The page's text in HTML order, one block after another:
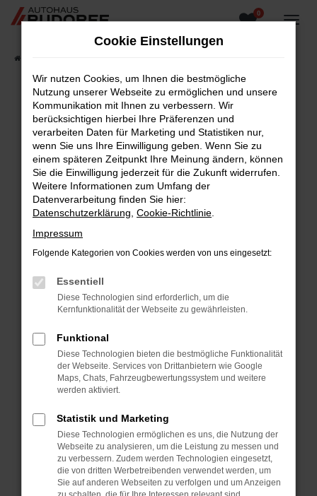
Zum
0
Fehler: Network Error
Beim Laden ist ein Fehler aufgetreten.
Hier sind ein paar Tipps, die dir helfen können:
Überprüfe deine Firewall und deine
Internetverbindung.
Laden andere Webseiten, zum Beispiel deine
Suchmaschine?
Prüfe deine Browsererweiterungen.
Manche Erweiterungen, wie Werbeblocker,
können das Laden bestimmter Seiten
verhindern. Funktioniert die Seite in einem
Fenster?
Starte dein Gerät neu.
Das kann manchmal helfen, vorübergehende
Probleme zu beheben.
Betriebssystem auf dem neuesten Stand
sind.
Veraltete Software birgt nicht nur ein
Sicherheitsrisiko, sondern kann auch dazu
führen, dass bestimmte Funktionen nicht mehr
Cookie Einstellungen
Wir nutzen Cookies, um Ihnen die bestmögliche
Nutzung unserer Webseite zu ermöglichen und unsere
Kommunikation mit Ihnen zu verbessern. Wir
berücksichtigen hierbei Ihre Präferenzen und
verarbeiten Daten für Marketing und Statistiken nur,
wenn Sie uns Ihre Einwilligung geben. Wenn Sie zu
einem späteren Zeitpunkt Ihre Meinung ändern, können
Sie die Einwilligung jederzeit für die Zukunft widerrufen.
Weitere Informationen zum Umfang der
Datenverarbeitung finden Sie hier:
Datenschutzerklärung Cookie-Richtlinie
Impressum
Folgende Kategorien von Cookies werden von uns eingesetzt:
Essentiell
Diese Technologien sind erforderlich, um die
Kernfunktionalität der Webseite zu gewährleisten.
Funktional
Diese Technologien bieten die bestmögliche Funktionalität
der Webseite. Services von Drittanbietern wie Google
Maps, Chats, Fahrzeugbewertungssystem und weitere
werden aktiviert.
Statistik und Marketing
Diese Technologien ermöglichen es uns, die Nutzung der
Webseite zu analysieren, um die Leistung zu messen und
zu verbessern. Zudem werden Technologien eingesetzt,
die von dritten Werbetreibenden verwendet werden, um
Sie auf anderen Webseiten zu verfolgen und um Anzeigen